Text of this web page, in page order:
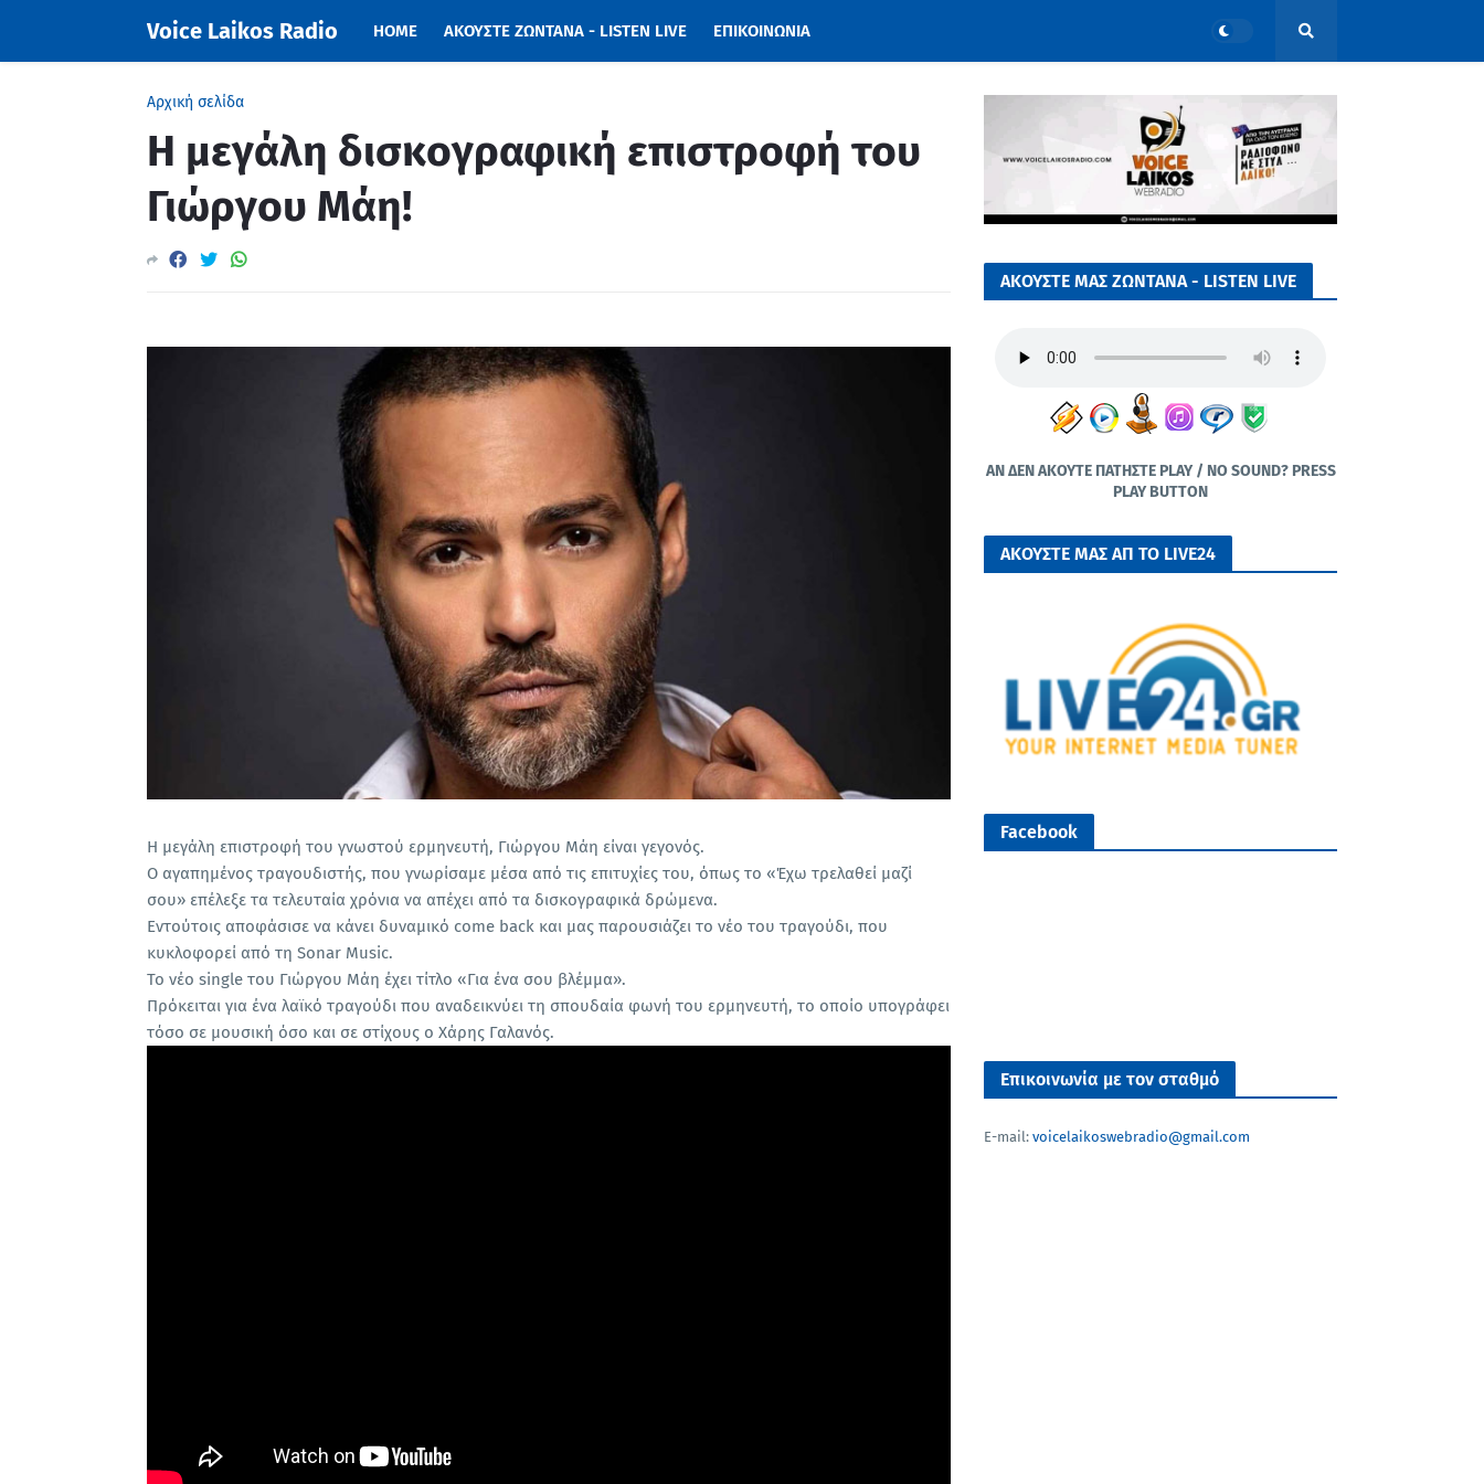
Voice Laikos Radio HOME ΑΚΟΥΣΤΕ ΖΩΝΤΑΝΑ - LISTEN LIVE ΕΠΙΚΟΙΝΩΝΙΑ
Αρχική σελίδα
Η μεγάλη δισκογραφική επιστροφή του
Γιώργου Μάη!
Η μεγάλη επιστροφή του γνωστού ερμηνευτή, Γιώργου Μάη είναι γεγονός.
Ο αγαπημένος τραγουδιστής, που γνωρίσαμε μέσα από τις επιτυχίες του, όπως το «Έχω τρελαθεί μαζί
σου» επέλεξε τα τελευταία χρόνια να απέχει από τα δισκογραφικά δρώμενα.
Εντούτοις αποφάσισε να κάνει δυναμικό come back και μας παρουσιάζει το νέο του τραγούδι, που
κυκλοφορεί από τη Sonar Music.
Το νέο single του Γιώργου Μάη έχει τίτλο «Για ένα σου βλέμμα».
Πρόκειται για ένα λαϊκό τραγούδι που αναδεικνύει τη σπουδαία φωνή του ερμηνευτή, το οποίο υπογράφει
τόσο σε μουσική όσο και σε στίχους ο Χάρης Γαλανός.
ΑΚΟΥΣΤΕ ΜΑΣ ΖΩΝΤΑΝΑ - LISTEN LIVE
ΑΝ ΔΕΝ ΑΚΟΥΤΕ ΠΑΤΗΣΤΕ PLAY / NO SOUND? PRESS
PLAY BUTTON
ΑΚΟΥΣΤΕ ΜΑΣ ΑΠ ΤΟ LIVE24
Facebook
Επικοινωνία με τον σταθμό
E-mail: voicelaikoswebradio@gmail.com